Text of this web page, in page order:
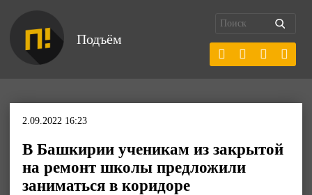
Подъём
2.09.2022 16:23
В Башкирии ученикам из закрытой
на ремонт школы предложили
заниматься в коридоре